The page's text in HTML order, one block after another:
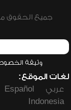
جميع الحقوق محفوظة © 2026 -
وثيقة
لغات الموقع:
عربي
Español
Indonesia